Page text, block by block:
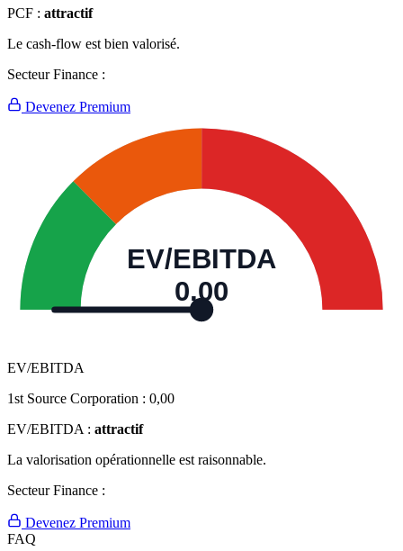
PCF : attractif
Le cash-flow est bien valorisé.
Secteur Finance :
Devenez Premium
EV/EBITDA
0,00
EV/EBITDA
1st Source Corporation : 0,00
EV/EBITDA : attractif
La valorisation opérationnelle est raisonnable.
Secteur Finance :
Devenez Premium
FAQ